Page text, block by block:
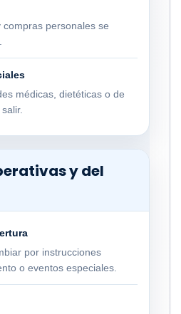
personales se
médicas, dietéticas o de
y del
por instrucciones
o eventos especiales.